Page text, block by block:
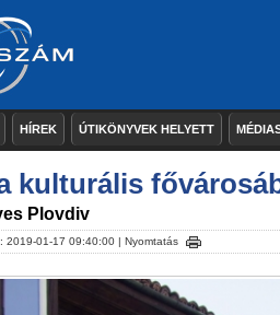
HÍREK ÚTIKÖNYVEK HELYETT
kulturális
Plovdiv
2019-01-17 09:40:00 | Nyomtatás